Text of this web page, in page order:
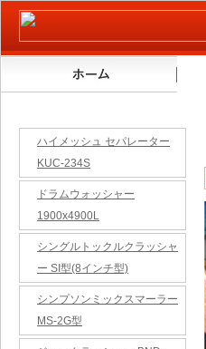
ハイメッシュ セパレーター
KUC-234S
ドラムウォッシャー
1900x4900L
シングルトックルクラッシャ
ー SI型(8インチ型)
シンプソンミックスマーラー
MS-2G型